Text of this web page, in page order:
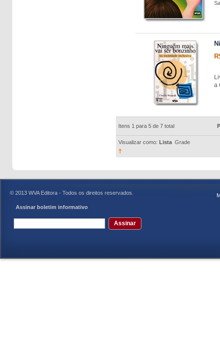
a
Itens 1 para 5 de 7 total
Visualizar como: Lista Grade
© 2013 WVA Editora - Todos os direitos reservados.
Assinar boletim informativo
Assinar